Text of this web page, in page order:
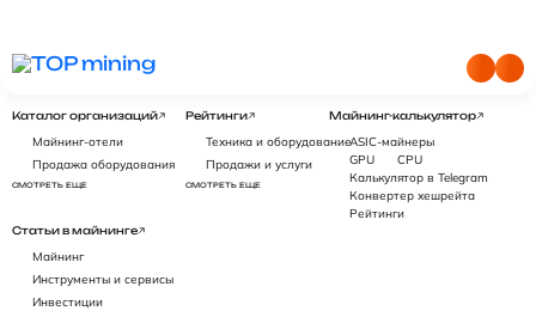
Каталог организаций
Майнинг-отели
Продажа оборудования
СМОТРЕТЬ ЕЩЕ
Рейтинги
Техника и оборудование
Продажи и услуги
СМОТРЕТЬ ЕЩЕ
Майнинг-калькулятор
ASIC-майнеры
GPU
CPU
Калькулятор в Telegram
Конвертер хешрейта
Рейтинги
Статьи в майнинге
Майнинг
Инструменты и сервисы
Инвестиции